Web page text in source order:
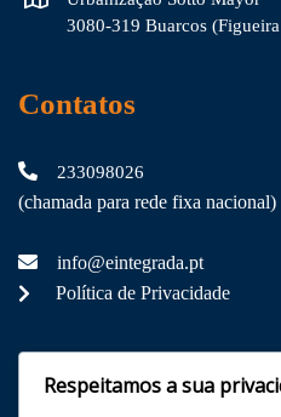
3080-319 Buarcos
Contatos
233098026
(chamada para rede fixa nacional)
info@eintegrada.pt
Política de Privacidade
Respeitamos a sua